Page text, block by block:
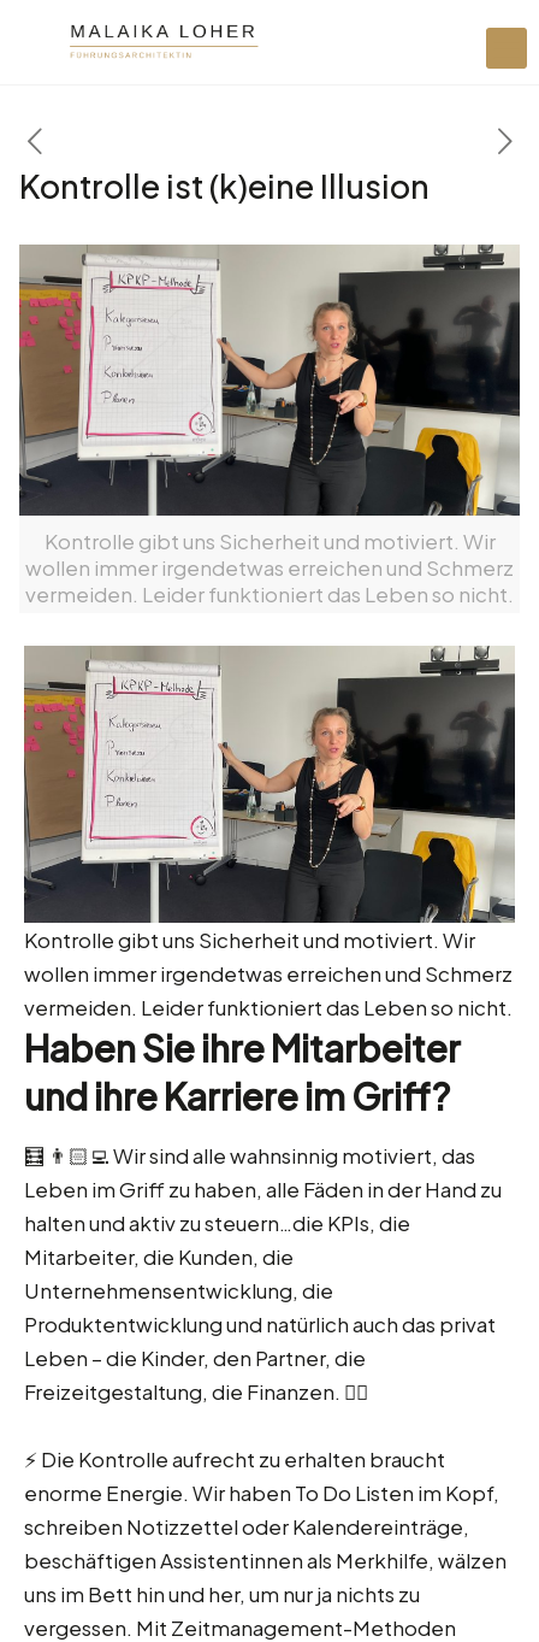
Kontrolle ist (k)eine Illusion
Kontrolle gibt uns Sicherheit und motiviert. Wir
wollen immer irgendetwas erreichen und Schmerz
vermeiden. Leider funktioniert das Leben so nicht.
Kontrolle gibt uns Sicherheit und motiviert. Wir
wollen immer irgendetwas erreichen und Schmerz
vermeiden. Leider funktioniert das Leben so nicht.
Haben Sie ihre Mitarbeiter
und ihre Karriere im Griff?
🧮 👨🏻‍💻 Wir sind alle wahnsinnig motiviert, das
Leben im Griff zu haben, alle Fäden in der Hand zu
halten und aktiv zu steuern…die KPIs, die
Mitarbeiter, die Kunden, die
Unternehmensentwicklung, die
Produktentwicklung und natürlich auch das privat
Leben – die Kinder, den Partner, die
Freizeitgestaltung, die Finanzen. 👮‍♀️
⚡️ Die Kontrolle aufrecht zu erhalten braucht
enorme Energie. Wir haben To Do Listen im Kopf,
schreiben Notizzettel oder Kalendereinträge,
beschäftigen Assistentinnen als Merkhilfe, wälzen
uns im Bett hin und her, um nur ja nichts zu
vergessen. Mit Zeitmanagement-Methoden